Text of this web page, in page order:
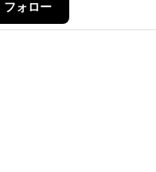
フォロー